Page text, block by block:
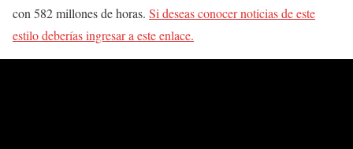
con 582 millones de horas. Si deseas conocer noticias de este
estilo deberías ingresar a este enlace.